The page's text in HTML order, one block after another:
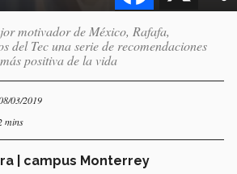
motivador de México, Rafafa,
del Tec una serie de recomendaciones
positiva de la vida
03/2019
mins
| campus Monterrey